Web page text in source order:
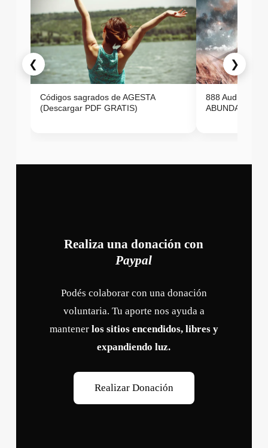
❮
Códigos sagrados de AGESTA
(Descargar PDF GRATIS)
888 Audio
ABUNDANCIA
❯
Realiza una donación con
Paypal
Podés colaborar con una donación
voluntaria. Tu aporte nos ayuda a
mantener los sitios encendidos, libres y
expandiendo luz.
Realizar Donación